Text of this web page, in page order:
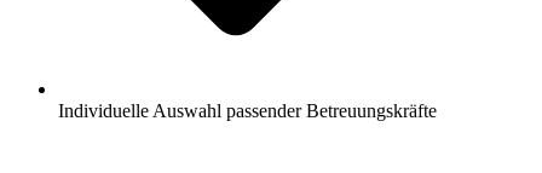
Individuelle Auswahl passender Betreuungskräfte